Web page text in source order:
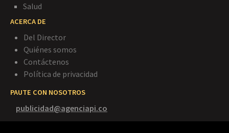
Salud
ACERCA DE
Del Director
Quiénes somos
Contáctenos
Política de privacidad
PAUTE CON NOSOTROS
publicidad@agenciapi.co